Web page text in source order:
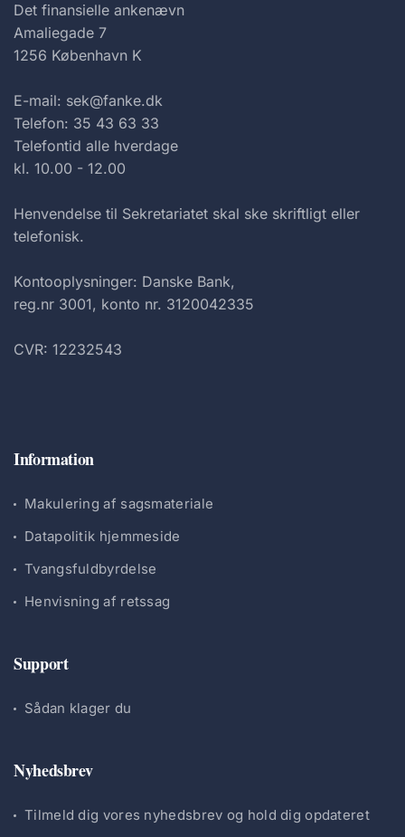
Det finansielle ankenævn
Amaliegade 7
1256 København K
E-mail: sek@fanke.dk
Telefon: 35 43 63 33
Telefontid alle hverdage
kl. 10.00 - 12.00
Henvendelse til Sekretariatet skal ske skriftligt eller
telefonisk.
Kontooplysninger: Danske Bank,
reg.nr 3001, konto nr. 3120042335
CVR: 12232543
Information
Makulering af sagsmateriale
Datapolitik hjemmeside
Tvangsfuldbyrdelse
Henvisning af retssag
Support
Sådan klager du
Nyhedsbrev
Tilmeld dig vores nyhedsbrev og hold dig opdateret